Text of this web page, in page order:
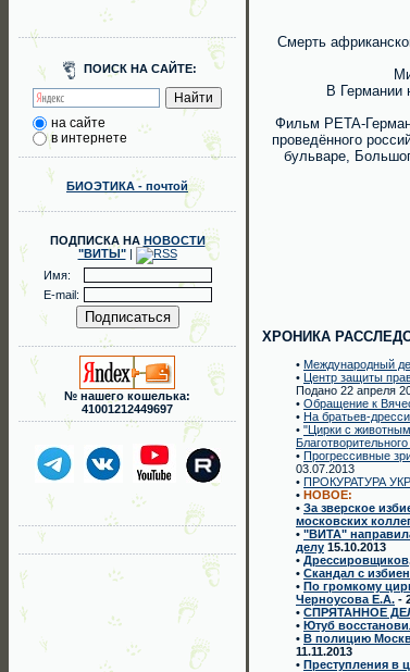
ПОИСК НА САЙТЕ:
на сайте
в интернете
БИОЭТИКА - почтой
ПОДПИСКА НА НОВОСТИ
"ВИТЫ"|
Имя:
E-mail:
№ нашего кошелька:
41001212449697
Смерть
В Германии
Фильм PETA-
проведённого
бульваре,
ХРОНИКА
• Международный
• Центр защиты
Подано 22 апреля
• Обращение к
• На братьев-
• "Цирки с
• Прогрессивные
03.07.2013
• ПРОКУРАТУРА
• НОВОЕ:
• За зверское
московских
• "ВИТА"
делу 15.10.2013
•
• Скандал с
• По громкому
Черноусова Е.А. -
• СПРЯТАННОЕ
• Ютуб
• В полицию
11.11.2013
• Преступления в